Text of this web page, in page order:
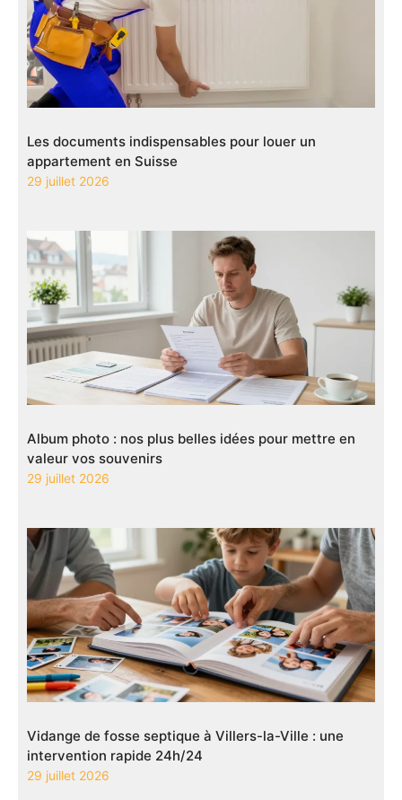
Les documents indispensables pour louer un
appartement en Suisse
29 juillet 2026
Album photo : nos plus belles idées pour mettre en
valeur vos souvenirs
29 juillet 2026
Vidange de fosse septique à Villers-la-Ville : une
intervention rapide 24h/24
29 juillet 2026